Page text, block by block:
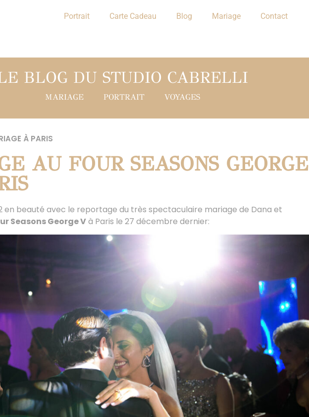
Portrait Carte Cadeau Blog Mariage Contact
BLOG DU STUDIO CABRELLI
MARIAGE PORTRAIT VOYAGES
À PARIS
AU FOUR SEASONS GEORGE
en beauté avec le reportage du très spectaculaire mariage de Dana et
Seasons George Và Paris le 27 décembre dernier: